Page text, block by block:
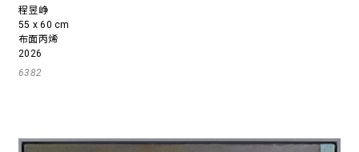
程昱峥
55 x 60 cm
布面丙烯
2026
6382